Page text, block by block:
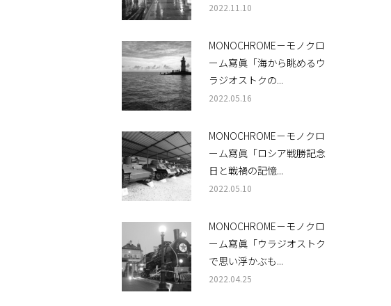
2022.11.10
MONOCHROME－モノクロ
ーム寫眞「海から眺めるウ
ラジオストクの...
2022.05.16
MONOCHROME－モノクロ
ーム寫眞「ロシア戦勝記念
日と戦禍の記憶...
2022.05.10
MONOCHROME－モノクロ
ーム寫眞「ウラジオストク
で思い浮かぶも...
2022.04.25